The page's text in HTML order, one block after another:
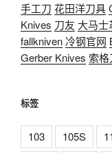
手工刀 花田洋刀具
Knives 刀友 大马士
fallkniven 冷钢官网
Gerber Knives 索
标签
103 105S